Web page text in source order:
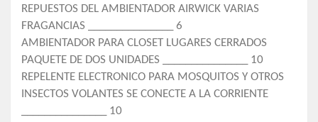
REPUESTOS DEL AMBIENTADOR AIRWICK VARIAS
FRAGANCIAS _______________ 6
AMBIENTADOR PARA CLOSET LUGARES CERRADOS
PAQUETE DE DOS UNIDADES _______________ 10
REPELENTE ELECTRONICO PARA MOSQUITOS Y OTROS
INSECTOS VOLANTES SE CONECTE A LA CORRIENTE
_______________ 10